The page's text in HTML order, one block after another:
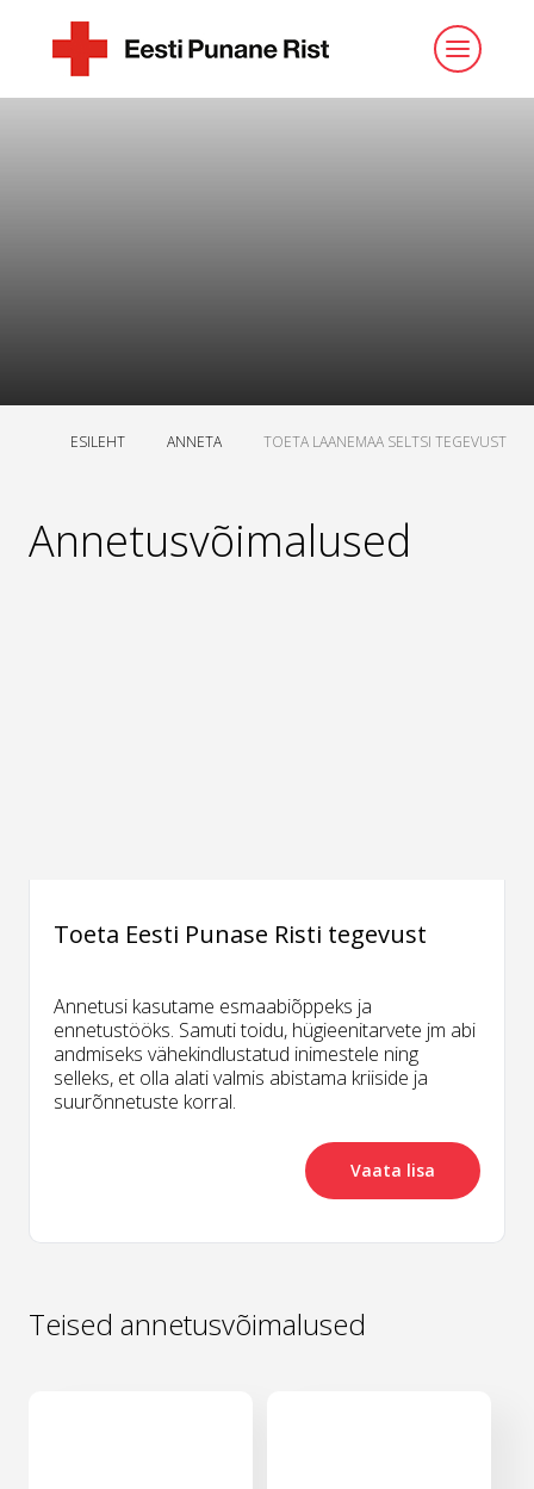
ESILEHT ANNETA TOETA LAANEMAA SELTSI TEGEVUST
Annetusvõimalused
Toeta Eesti Punase Risti tegevust
Annetusi kasutame esmaabiõppeks ja
ennetustööks. Samuti toidu, hügieenitarvete jm abi
andmiseks vähekindlustatud inimestele ning
selleks, et olla alati valmis abistama kriiside ja
suurõnnetuste korral.
Vaata lisa
Teised annetusvõimalused